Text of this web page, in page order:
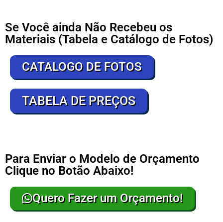
Se Você ainda Não Recebeu os
Materiais (Tabela e Catálogo de Fotos)
CATALOGO DE FOTOS
TABELA DE PREÇOS
Para Enviar o Modelo de Orçamento
Clique no Botão Abaixo!
Quero Fazer um Orçamento!